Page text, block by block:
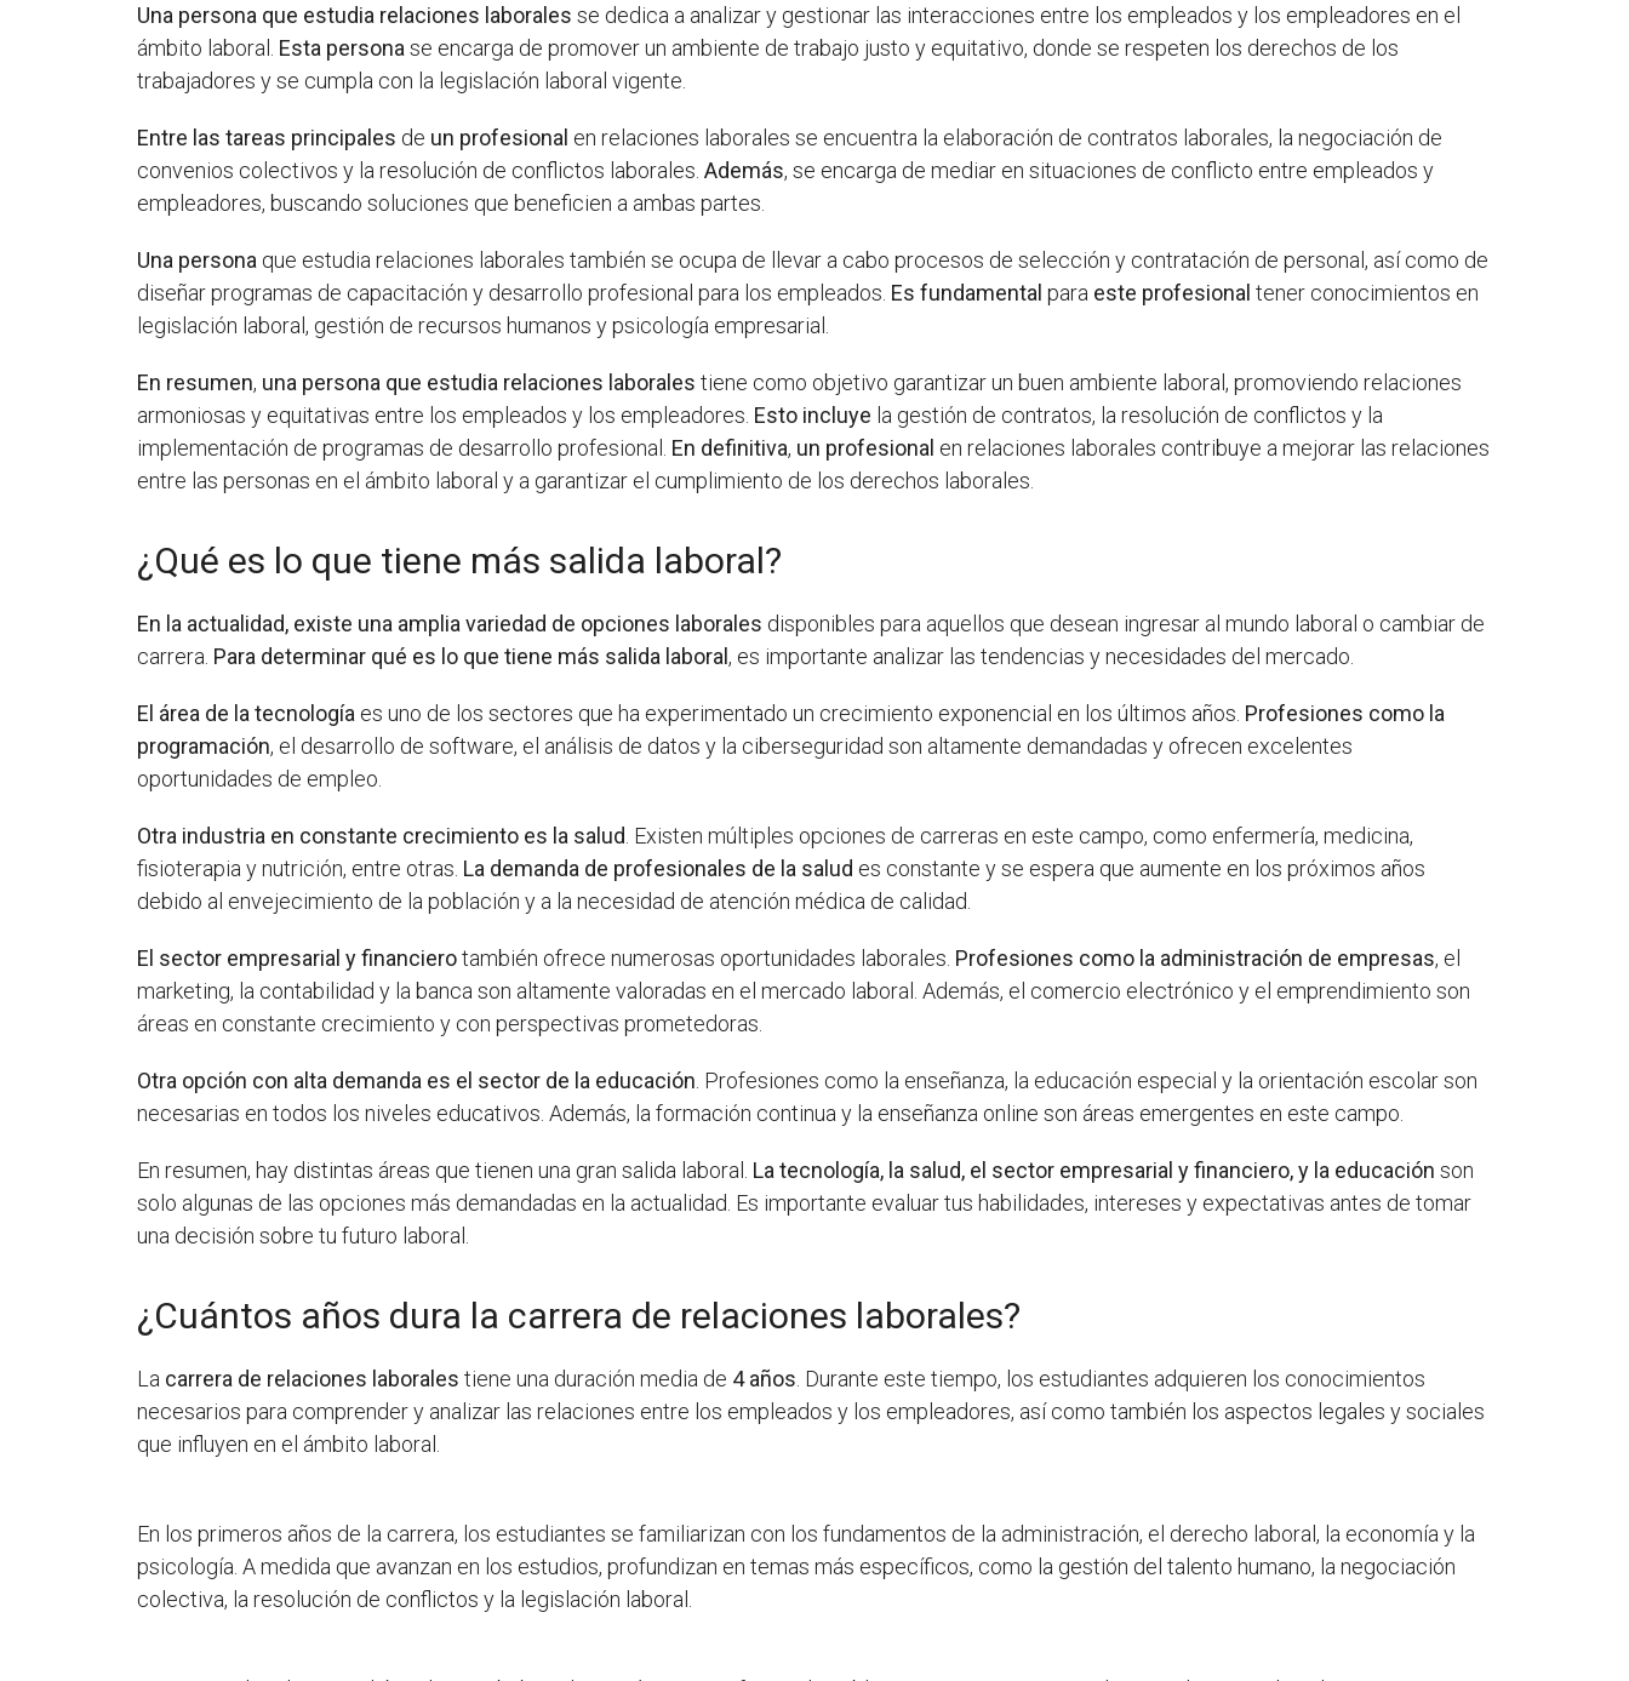
Una persona que estudia relaciones laborales se dedica a analizar y gestionar las interacciones entre los empleados y los empleadores en el
ámbito laboral. Esta persona se encarga de promover un ambiente de trabajo justo y equitativo, donde se respeten los derechos de los
trabajadores y se cumpla con la legislación laboral vigente.
Entre las tareas principales de un profesional en relaciones laborales se encuentra la elaboración de contratos laborales, la negociación de
convenios colectivos y la resolución de conflictos laborales.Además, se encarga de mediar en situaciones de conflicto entre empleados y
empleadores, buscando soluciones que beneficien a ambas partes.
Una persona que estudia relaciones laborales también se ocupa de llevar a cabo procesos de selección y contratación de personal, así como de
diseñar programas de capacitación y desarrollo profesional para los empleados. Es fundamental para este profesional tener conocimientos en
legislación laboral, gestión de recursos humanos y psicología empresarial.
En resumen, una persona que estudia relaciones laborales tiene como objetivo garantizar un buen ambiente laboral, promoviendo relaciones
armoniosas y equitativas entre los empleados y los empleadores. Esto incluye la gestión de contratos, la resolución de conflictos y la
implementación de programas de desarrollo profesional. En definitiva, un profesional en relaciones laborales contribuye a mejorar las relaciones
entre las personas en el ámbito laboral y a garantizar el cumplimiento de los derechos laborales.
¿Qué es lo que tiene más salida laboral?
En la actualidad, existe una amplia variedad de opciones laborales disponibles para aquellos que desean ingresar al mundo laboral o cambiar de
carrera. Para determinar qué es lo que tiene más salida laboral, es importante analizar las tendencias y necesidades del mercado.
El área de la tecnología es uno de los sectores que ha experimentado un crecimiento exponencial en los últimos años. Profesiones como la
programación, el desarrollo de software, el análisis de datos y la ciberseguridad son altamente demandadas y ofrecen excelentes
oportunidades de empleo.
Otra industria en constante crecimiento es la salud . Existen múltiples opciones de carreras en este campo, como enfermería, medicina,
fisioterapia y nutrición, entre otras. La demanda de profesionales de la salud es constante y se espera que aumente en los próximos años
debido al envejecimiento de la población y a la necesidad de atención médica de calidad.
El sector empresarial y financierotambién ofrece numerosas oportunidades laborales. Profesiones como la administración de empresas, el
marketing, la contabilidad y la banca son altamente valoradas en el mercado laboral. Además, el comercio electrónico y el emprendimiento son
áreas en constante crecimiento y con perspectivas prometedoras.
Otra opción con alta demanda es el sector de la educación . Profesiones como la enseñanza, la educación especial y la orientación escolar son
necesarias en todos los niveles educativos. Además, la formación continua y la enseñanza online son áreas emergentes en este campo.
En resumen, hay distintas áreas que tienen una gran salida laboral. La tecnología, la salud, el sector empresarial y financiero, y la educación son
solo algunas de las opciones más demandadas en la actualidad. Es importante evaluar tus habilidades, intereses y expectativas antes de tomar
una decisión sobre tu futuro laboral.
¿Cuántos años dura la carrera de relaciones laborales?
La carrera de relaciones laborales tiene una duración media de 4 años . Durante este tiempo, los estudiantes adquieren los conocimientos
necesarios para comprender y analizar las relaciones entre los empleados y los empleadores, así como también los aspectos legales y sociales
que influyen en el ámbito laboral.
En los primeros años de la carrera, los estudiantes se familiarizan con los fundamentos de la administración, el derecho laboral, la economía y la
psicología. A medida que avanzan en los estudios, profundizan en temas más específicos, como la gestión del talento humano, la negociación
colectiva, la resolución de conflictos y la legislación laboral.